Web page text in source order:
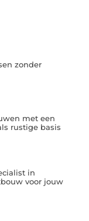
zonder
met een
rustige basis
in
voor jouw